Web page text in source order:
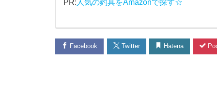
く
時
PR: 人気の釣具をAmazonで探す☆
Facebook Twitter Hatena